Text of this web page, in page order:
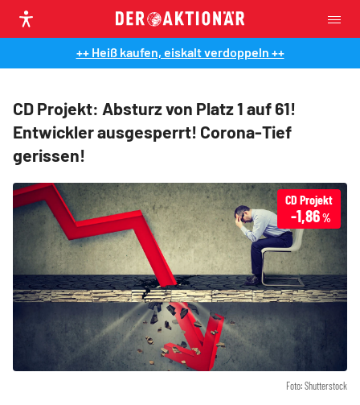
++ Heiß kaufen, eiskalt verdoppeln ++
CD Projekt: Absturz von Platz 1 auf 61!
Entwickler ausgesperrt! Corona-Tief
gerissen!
Foto: Shutterstock
CD Projekt
-1,86 %